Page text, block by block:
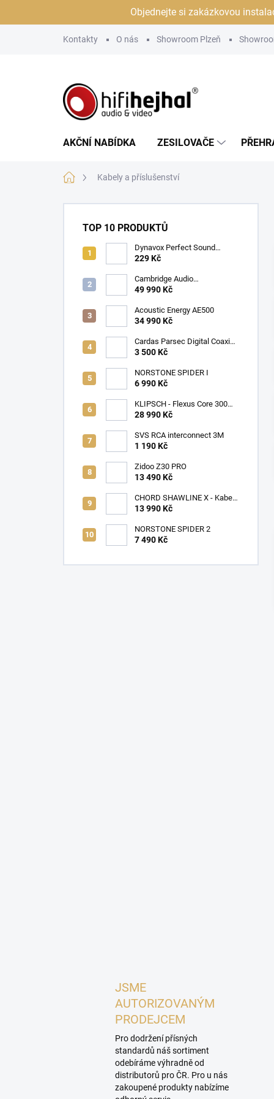
Objednejte si zakázkovou
Kontakty O nás Showroom Plzeň
AKČNÍ NABÍDKA ZESILOVAČE
Domů Kabely a příslušenství
P
TOP 10 PRODUKTŮ
Dynavox Perfect Sound
Banana Set 4ks
229 Kč
Cambridge Audio
CXA81MKII+CXN100SE
49 990 Kč
Acoustic Energy AE500
34 990 Kč
Cardas Parsec Digital Coaxial
0,5m
3 500 Kč
NORSTONE SPIDER I
6 990 Kč
KLIPSCH - Flexus Core 300
Soundbar Black
28 990 Kč
SVS RCA interconnect 3M
1 190 Kč
Zidoo Z30 PRO
13 490 Kč
CHORD SHAWLINE X - Kabel
reproduktorový ChordOhmic -
13 990 Kč
NORSTONE SPIDER 2
7 490 Kč
JSME
AUTORIZOVANÝM
PRODEJCEM
Pro dodržení přísných
standardů náš sortiment
odebíráme výhradně od
distributorů pro ČR. Pro u nás
zakoupené produkty nabízíme